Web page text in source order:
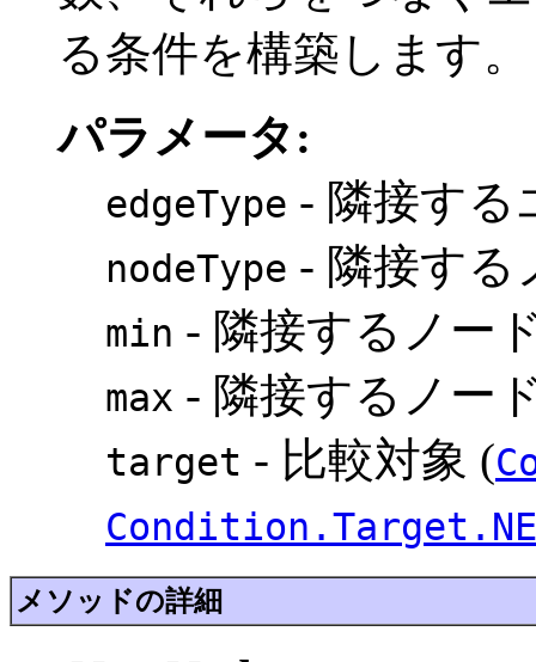
る条件を構築します。
パラメータ:
edgeType - 隣接する
nodeType - 隣接する
min - 隣接するノー
max - 隣接するノー
target - 比較対象 (
メソッドの詳細